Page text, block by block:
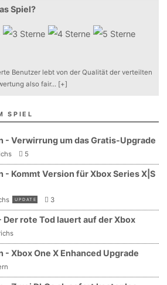
Spiel?
Benutzer lebt von der Qualität der verteilten
also fair... [+]
SPIEL
- Verwirrung um das Gratis-Upgrade
5
- Kommt Version für Xbox Series X|S
UPDATE 3
Der rote Tod lauert auf der Xbox
- Xbox One X Enhanced Upgrade